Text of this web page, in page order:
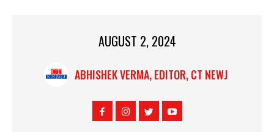
AUGUST 2, 2024
ABHISHEK VERMA, EDITOR, CT NEWJ